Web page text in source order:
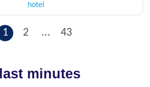
hotel
1 2 ... 43
minutes